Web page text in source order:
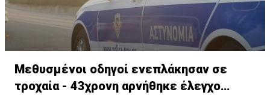
Μεθυσμένοι οδηγοί ενεπλάκησαν σε
τροχαία - 43χρονη αρνήθηκε έλεγχο